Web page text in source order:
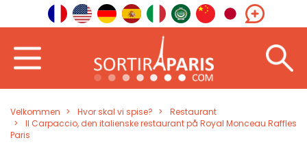
Velkommen Hvor skal vi spise?
Restaurant
Il Carpaccio, den italienske restaurant på Royal Monceau Raffles
Paris